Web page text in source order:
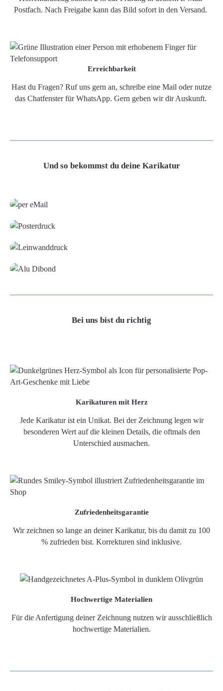
Postfach. Nach Freigabe kann das Bild sofort in den Versand.
Erreichbarkeit
Hast du Fragen? Ruf uns gern an, schreibe eine Mail oder nutze
das Chatfenster für WhatsApp. Gern geben wir dir Auskunft.
Und so bekommst du deine Karikatur
Bei uns bist du richtig
Karikaturen mit Herz
Jede Karikatur ist ein Unikat. Bei der Zeichnung legen wir
besonderen Wert auf die kleinen Details, die oftmals den
Unterschied ausmachen.
Zufriedenheitsgarantie
Wir zeichnen so lange an deiner Karikatur, bis du damit zu 100
% zufrieden bist. Korrekturen sind inklusive.
Hochwertige Materialien
Für die Anfertigung deiner Zeichnung nutzen wir ausschließlich
hochwertige Materialien.